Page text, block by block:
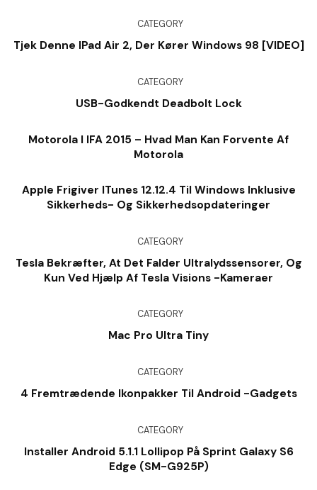
CATEGORY
Tjek Denne IPad Air 2, Der Kører Windows 98 [VIDEO]
CATEGORY
USB-Godkendt Deadbolt Lock
Motorola I IFA 2015 – Hvad Man Kan Forvente Af
Motorola
Apple Frigiver ITunes 12.12.4 Til Windows Inklusive
Sikkerheds- Og Sikkerhedsopdateringer
CATEGORY
Tesla Bekræfter, At Det Falder Ultralydssensorer, Og
Kun Ved Hjælp Af Tesla Visions -kameraer
CATEGORY
Mac Pro Ultra Tiny
CATEGORY
4 Fremtrædende Ikonpakker Til Android -gadgets
CATEGORY
Installer Android 5.1.1 Lollipop På Sprint Galaxy S6
Edge (SM-G925P)